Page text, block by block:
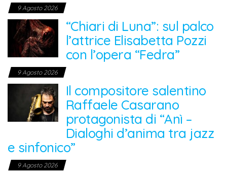
9 Agosto 2026
“Chiari di Luna”: sul palco
l’attrice Elisabetta Pozzi
con l’opera “Fedra”
9 Agosto 2026
Il compositore salentino
Raffaele Casarano
protagonista di “Anì –
Dialoghi d’anima tra jazz
e sinfonico”
9 Agosto 2026